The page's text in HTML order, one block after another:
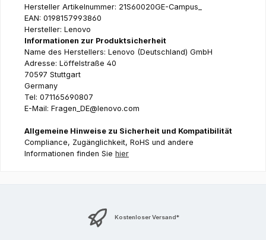
Hersteller Artikelnummer: 21S60020GE-Campus_
EAN: 0198157993860
Hersteller: Lenovo
Informationen zur Produktsicherheit
Name des Herstellers: Lenovo (Deutschland) GmbH
Adresse: Löffelstraße 40
70597 Stuttgart
Germany
Tel: 071165690807
E-Mail: Fragen_DE@lenovo.com
Allgemeine Hinweise zu Sicherheit und Kompatibilität
Compliance, Zugänglichkeit, RoHS und andere
Informationen finden Sie hier
Kostenloser Versand*